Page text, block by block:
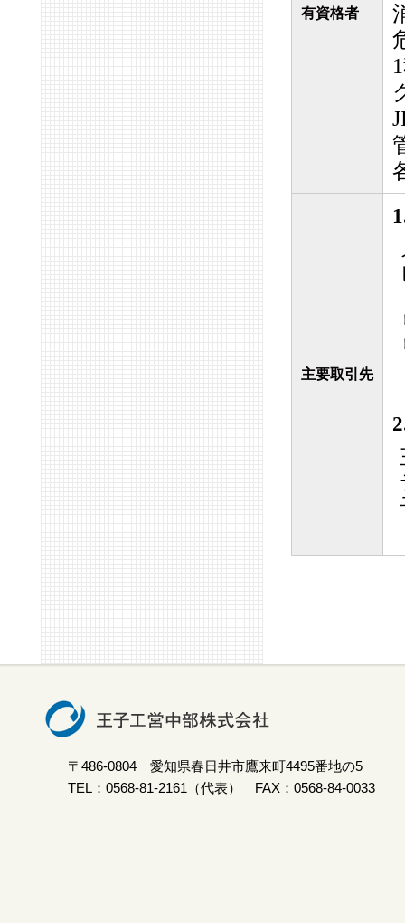
有資格者
主要取引先
〒486-0804 愛知県春日井市鷹来町4495番地の5
TEL：0568-81-2161（代表） FAX：0568-84-0033